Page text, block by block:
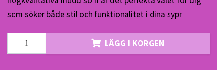
som söker både stil och funktionalitet i dina sypr
LÄGG I KORGEN